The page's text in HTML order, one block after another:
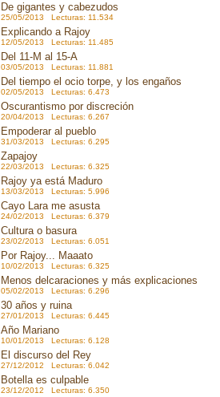
De gigantes y cabezudos
25/05/2013 Lecturas: 11.534
Explicando a Rajoy
12/05/2013 Lecturas: 11.485
Del 11-M al 15-A
03/05/2013 Lecturas: 11.881
Del tiempo el ocio torpe, y los engaños
02/05/2013 Lecturas: 6.473
Oscurantismo por discreción
20/04/2013 Lecturas: 6.267
Empoderar al pueblo
31/03/2013 Lecturas: 6.295
Zapajoy
22/03/2013 Lecturas: 6.325
Rajoy ya está Maduro
13/03/2013 Lecturas: 5.996
Cayo Lara me asusta
24/02/2013 Lecturas: 6.379
Cultura o basura
23/02/2013 Lecturas: 6.051
Por Rajoy... Maaato
10/02/2013 Lecturas: 6.325
Menos delcaraciones y más explicaciones
05/02/2013 Lecturas: 6.296
30 años y ruina
27/01/2013 Lecturas: 6.445
Año Mariano
10/01/2013 Lecturas: 6.128
El discurso del Rey
27/12/2012 Lecturas: 6.042
Botella es culpable
23/12/2012 Lecturas: 6.350